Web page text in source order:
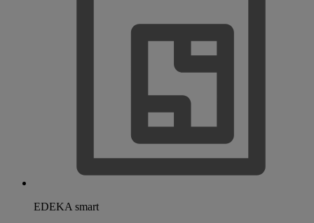
EDEKA smart